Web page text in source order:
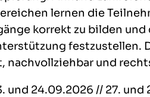
lernen die
korrekt zu bilden
festzustellen.
nachvollziehbar und
und 24.09.2026 // 27. und